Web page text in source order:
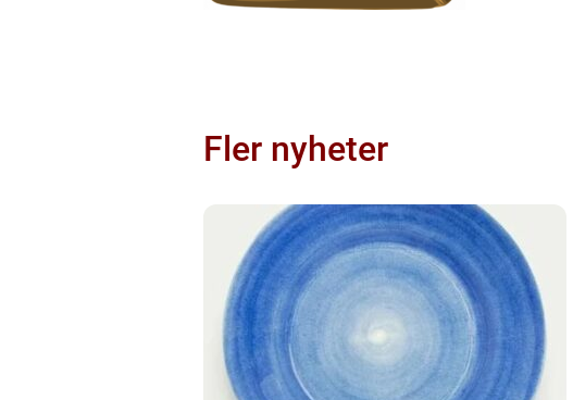
Fler nyheter